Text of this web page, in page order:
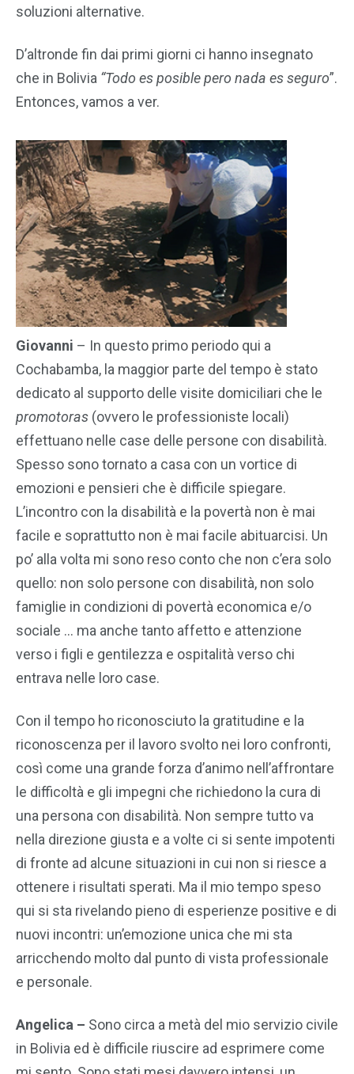
soluzioni alternative.
D’altronde fin dai primi giorni ci hanno insegnato
che in Bolivia “Todo es posible pero nada es seguro”.
Entonces, vamos a ver.
Giovanni – In questo primo periodo qui a
Cochabamba, la maggior parte del tempo è stato
dedicato al supporto delle visite domiciliari che le
promotoras (ovvero le professioniste locali)
effettuano nelle case delle persone con disabilità.
Spesso sono tornato a casa con un vortice di
emozioni e pensieri che è difficile spiegare.
L’incontro con la disabilità e la povertà non è mai
facile e soprattutto non è mai facile abituarcisi. Un
po’ alla volta mi sono reso conto che non c’era solo
quello: non solo persone con disabilità, non solo
famiglie in condizioni di povertà economica e/o
sociale … ma anche tanto affetto e attenzione
verso i figli e gentilezza e ospitalità verso chi
entrava nelle loro case.
Con il tempo ho riconosciuto la gratitudine e la
riconoscenza per il lavoro svolto nei loro confronti,
così come una grande forza d’animo nell’affrontare
le difficoltà e gli impegni che richiedono la cura di
una persona con disabilità. Non sempre tutto va
nella direzione giusta e a volte ci si sente impotenti
di fronte ad alcune situazioni in cui non si riesce a
ottenere i risultati sperati. Ma il mio tempo speso
qui si sta rivelando pieno di esperienze positive e di
nuovi incontri: un’emozione unica che mi sta
arricchendo molto dal punto di vista professionale
e personale.
Angelica – Sono circa a metà del mio servizio civile
in Bolivia ed è difficile riuscire ad esprimere come